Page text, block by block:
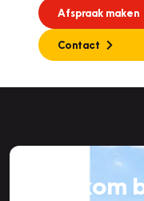
Afspraak maken
Contact